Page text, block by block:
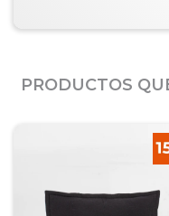
PRODUCTOS